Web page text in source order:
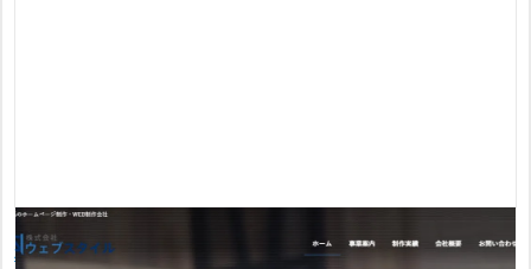
株式会社ウェブスタイル
は、伊勢崎市に拠点を置き、SEO集客にお